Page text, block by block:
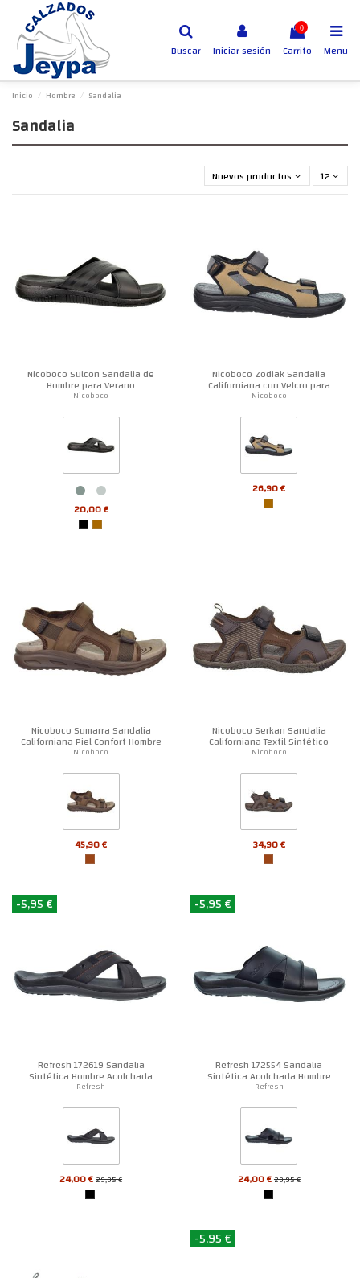
Buscar Iniciar sesión
0
Carrito Menu
Inicio Hombre Sandalia
Sandalia
Nuevos productos primero12
Nicoboco Sulcon Sandalia de
Hombre para Verano
Nicoboco
20,00 €
Nicoboco Zodiak Sandalia
Californiana con Velcro para
Hombre
Nicoboco
26,90 €
Nicoboco Sumarra Sandalia
Californiana Piel Confort Hombre
Nicoboco
45,90 €
Nicoboco Serkan Sandalia
Californiana Textil Sintético
Hombre
Nicoboco
34,90 €
-5,95 €
Refresh 172619 Sandalia
Sintética Hombre Acolchada
Refresh
24,00 €29,95 €
-5,95 €
Refresh 172554 Sandalia
Sintética Acolchada Hombre
Refresh
24,00 €29,95 €
-5,95 €